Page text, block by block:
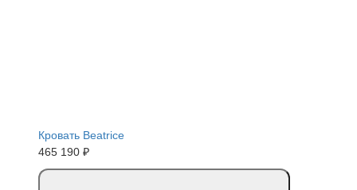
Кровать Beatrice
465 190 ₽